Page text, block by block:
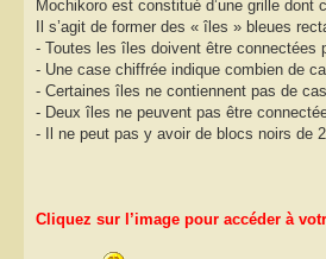
Mochikoro est constitué d’une grille
Il s’agit de former des « îles » bleues
- Toutes les îles doivent être connectées
- Une case chiffrée indique combien de
- Certaines îles ne contiennent pas de
- Deux îles ne peuvent pas être
- Il ne peut pas y avoir de blocs noirs de
Cliquez sur l’image pour accéder à